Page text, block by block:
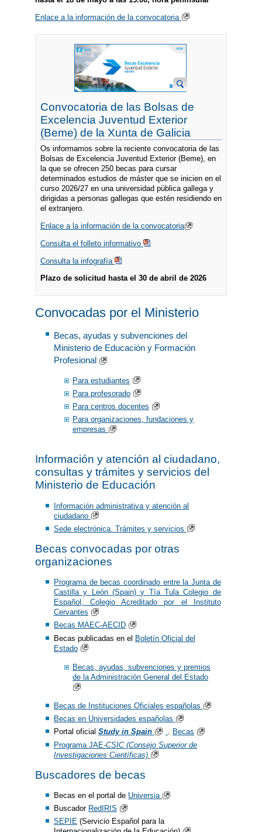
Enlace a la información de la convocatoria
Convocatoria de las Bolsas de
Excelencia Juventud Exterior
(Beme) de la Xunta de Galicia
Os informamos sobre la reciente convocatoria de las
Bolsas de Excelencia Juventud Exterior (Beme), en
la que se ofrecen 250 becas para cursar
determinados estudios de máster que se inicien en el
curso 2026/27 en una universidad pública gallega y
dirigidas a personas gallegas que estén residiendo en
el extranjero.
Enlace a la información de la convocatoria
Consulta el folleto informativo
Consulta la infografía
Plazo de solicitud hasta el 30 de abril de 2026
Convocadas por el Ministerio
Becas, ayudas y subvenciones del
Ministerio de Educación y Formación
Profesional
Para estudiantes
Para profesorado
Para centros docentes
Para organizaciones, fundaciones y
empresas
Información y atención al ciudadano,
consultas y trámites y servicios del
Ministerio de Educación
Información administrativa y atención al
ciudadano
Sede electrónica. Trámites y servicios
Becas convocadas por otras
organizaciones
Programa de becas coordinado entre la Junta de
Castilla y León (Spain) y Tía Tula Colegio de
Español, Colegio Acreditado por el Instituto
Cervantes
Becas MAEC-AECID
Becas publicadas en el Boletín Oficial del
Estado
Becas, ayudas, subvenciones y premios
de la Administración General del Estado
Becas de Instituciones Oficiales españolas
Becas en Universidades españolas
Portal oficial Study in Spain . Becas
Programa JAE-CSIC (Consejo Superior de
Investigaciones Científicas)
Buscadores de becas
Becas en el portal de Universia
Buscador RedIRIS
SEPIE(Servicio Español para la